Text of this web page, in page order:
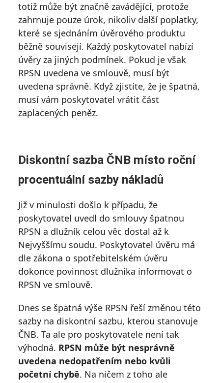
totiž může být značně zavádějící, protože
zahrnuje pouze úrok, nikoliv další poplatky,
které se sjednáním úvěrového produktu
běžně souvisejí. Každý poskytovatel nabízí
úvěry za jiných podmínek. Pokud je však
RPSN uvedena ve smlouvě, musí být
uvedena správně. Když zjistíte, že je špatná,
musí vám poskytovatel vrátit část
zaplacených peněz.
Diskontní sazba ČNB místo roční
procentuální sazby nákladů
Již v minulosti došlo k případu, že
poskytovatel uvedl do smlouvy špatnou
RPSN a dlužník celou věc dostal až k
Nejvyššímu soudu. Poskytovatel úvěru má
dle zákona o spotřebitelském úvěru
dokonce povinnost dlužníka informovat o
RPSN ve smlouvě.
Dnes se špatná výše RPSN řeší změnou této
sazby na diskontní sazbu, kterou stanovuje
ČNB. Ta ale pro poskytovatele není tak
výhodná. RPSN může být nesprávně
uvedena nedopatřením nebo kvůli
početní chybě. Na ničem z toho ale